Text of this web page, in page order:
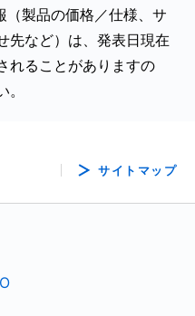
製品の価格／仕様、サ
先など）は、発表日現在
れることがありますの
サイトマップ